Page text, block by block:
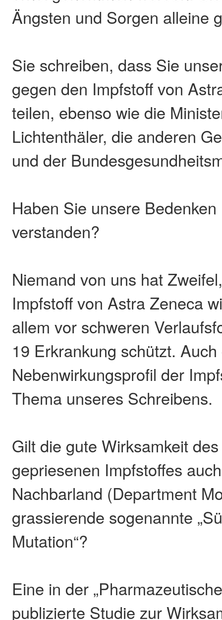
Ängsten und Sorgen alleine
Sie schreiben, dass Sie
gegen den Impfstoff von
teilen, ebenso wie die
Lichtenthäler, die anderen
und der
Haben Sie unsere
verstanden?
Niemand von uns hat
Impfstoff von Astra Zeneca
allem vor schweren
19 Erkrankung schützt.
Nebenwirkungsprofil der
Thema unseres Schreibens.
Gilt die gute Wirksamkeit
gepriesenen Impfstoffes
Nachbarland (Department
grassierende sogenannte
Mutation“?
Eine in der
publizierte Studie zur